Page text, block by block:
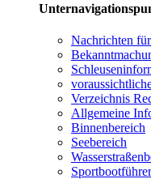
Nachrichten
Verzeichnis
Allgemeine
Binnenbereich
Seebereich